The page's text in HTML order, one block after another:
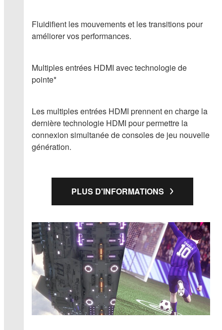
Fluidifient les mouvements et les transitions pour
améliorer vos performances.
Multiples entrées HDMI avec technologie de
pointe*
Les multiples entrées HDMI prennent en charge la
dernière technologie HDMI pour permettre la
connexion simultanée de consoles de jeu nouvelle
génération.
PLUS D'INFORMATIONS